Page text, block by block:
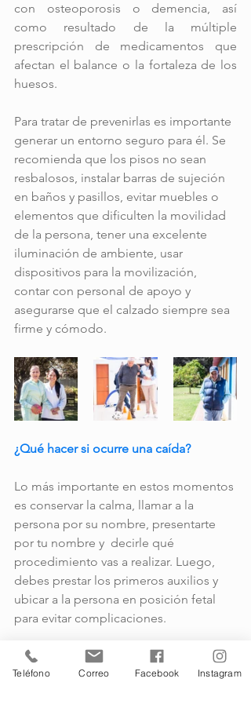
con osteoporosis o demencia, así
como resultado de la múltiple
prescripción de medicamentos que
afectan el balance o la fortaleza de los
huesos.
Para tratar de prevenirlas es importante
generar un entorno seguro para él. Se
recomienda que los pisos no sean
resbalosos, instalar barras de sujeción
en baños y pasillos, evitar muebles o
elementos que dificulten la movilidad
de la persona, tener una excelente
iluminación de ambiente, usar
dispositivos para la movilización,
contar con personal de apoyo y
asegurarse que el calzado siempre sea
firme y cómodo.
¿Qué hacer si ocurre una caída?
Lo más importante en estos momentos
es conservar la calma, llamar a la
persona por su nombre, presentarte
por tu nombre y  decirle qué
procedimiento vas a realizar. Luego,
debes prestar los primeros auxilios y
ubicar a la persona en posición fetal
para evitar complicaciones.
Recuerda que es vital que recibas el
entrenamiento indicado para enfrentar
Teléfono Correo Facebook Instagram